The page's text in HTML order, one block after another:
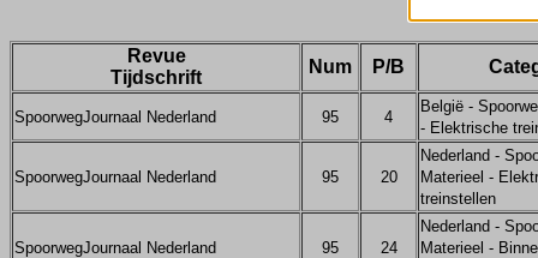
Revue
Tijdschrift
Num P/B
SpoorwegJournaal Nederland 95 4
België -
- Elektrische
SpoorwegJournaal Nederland 95 20
Nederland -
Materieel -
treinstellen
SpoorwegJournaal Nederland 95 24
Nederland -
Materieel -